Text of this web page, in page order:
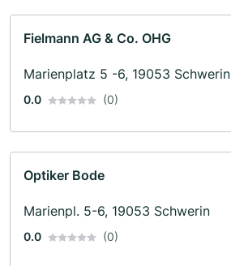
Fielmann AG & Co. OHG
Marienplatz 5 -6, 19053 Schwerin
0.0 (0)
Optiker Bode
Marienpl. 5-6, 19053 Schwerin
0.0 (0)